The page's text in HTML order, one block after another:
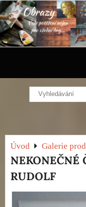
Úvod Galerie
NEKONEČNÉ
RUDOLF